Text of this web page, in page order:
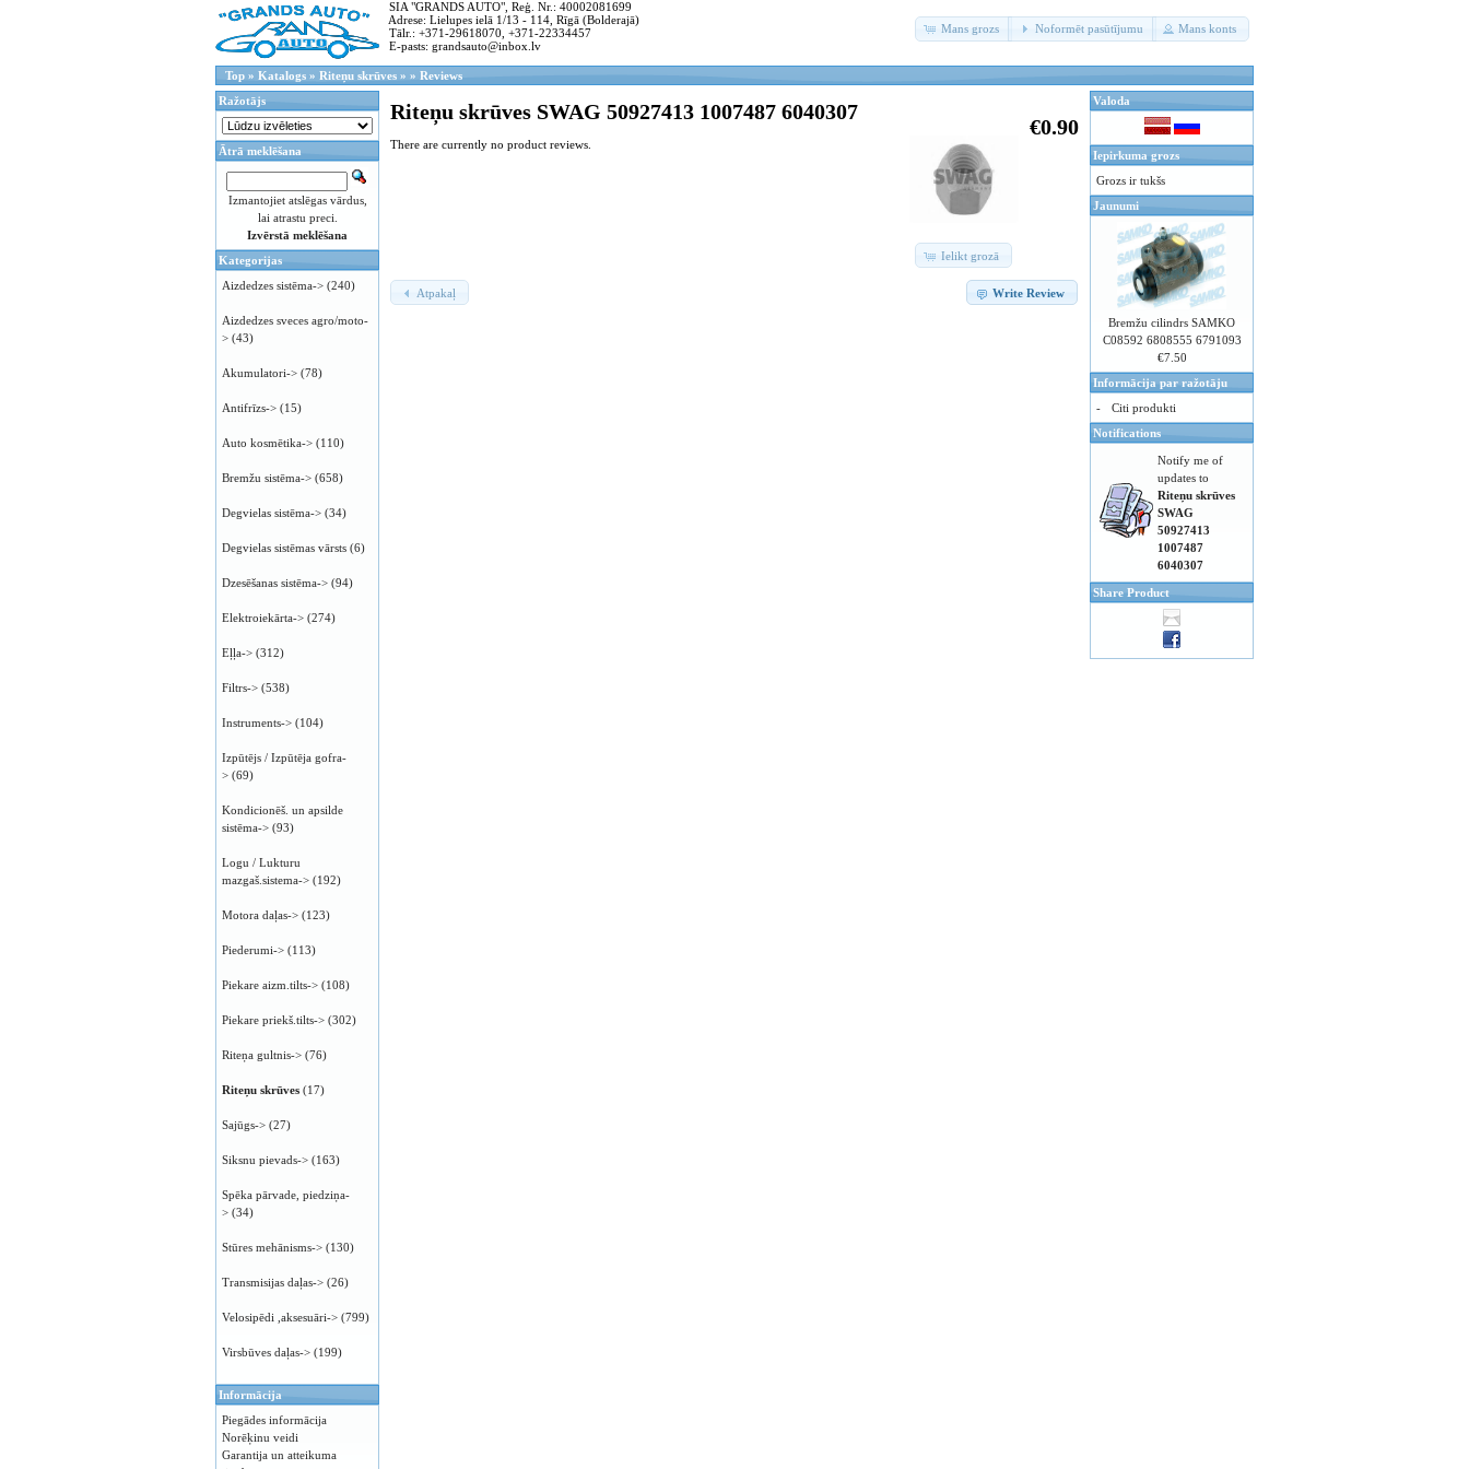
Mans grozs Noformēt pasūtījumu Mans konts
SIA "GRANDS AUTO", Reģ. Nr.: 40002081699
Adrese: Lielupes ielā 1/13 - 114, Rīgā (Bolderajā)
Tālr.: +371-29618070, +371-22334457
E-pasts: grandsauto@inbox.lv
Top » Katalogs » Riteņu skrūves » » Reviews
€0.90
Riteņu skrūves SWAG 50927413 1007487 6040307
Ielikt grozā
There are currently no product reviews.
Write Review
Atpakaļ
Ražotājs
Ātrā meklēšana
Izmantojiet atslēgas vārdus,
lai atrastu preci.
Izvērstā meklēšana
Kategorijas
Aizdedzes sistēma-> (240)
Aizdedzes sveces agro/moto-
> (43)
Akumulatori-> (78)
Antifrīzs-> (15)
Auto kosmētika-> (110)
Bremžu sistēma-> (658)
Degvielas sistēma-> (34)
Degvielas sistēmas vārsts (6)
Dzesēšanas sistēma-> (94)
Elektroiekārta-> (274)
Eļļa-> (312)
Filtrs-> (538)
Instruments-> (104)
Izpūtējs / Izpūtēja gofra-
> (69)
Kondicionēš. un apsilde
sistēma-> (93)
Logu / Lukturu
mazgaš.sistema-> (192)
Motora daļas-> (123)
Piederumi-> (113)
Piekare aizm.tilts-> (108)
Piekare priekš.tilts-> (302)
Riteņa gultnis-> (76)
Riteņu skrūves (17)
Sajūgs-> (27)
Siksnu pievads-> (163)
Spēka pārvade, piedziņa-
> (34)
Stūres mehānisms-> (130)
Transmisijas daļas-> (26)
Velosipēdi ,aksesuāri-> (799)
Virsbūves daļas-> (199)
Informācija
Piegādes informācija
Norēķinu veidi
Garantija un atteikuma
Valoda
Iepirkuma grozs
Grozs ir tukšs
Jaunumi
Bremžu cilindrs SAMKO
C08592 6808555 6791093
€7.50
Informācija par ražotāju
-
Citi produkti
Notifications
Notify me of
updates to
Riteņu skrūves
SWAG
50927413
1007487
6040307
Share Product